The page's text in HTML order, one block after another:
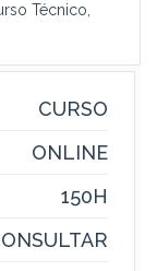
Técnico,
CURSO
ONLINE
150H